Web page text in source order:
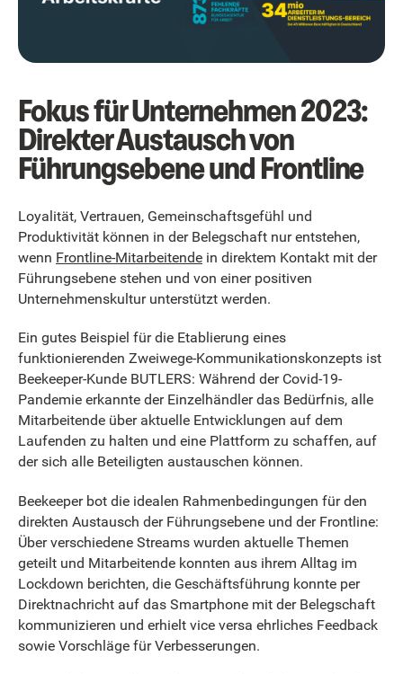
Fokus für Unternehmen 2023:
Direkter Austausch von
Führungsebene und Frontline
Loyalität, Vertrauen, Gemeinschaftsgefühl und
Produktivität können in der Belegschaft nur entstehen,
wenn Frontline-Mitarbeitende in direktem Kontakt mit der
Führungsebene stehen und von einer positiven
Unternehmenskultur unterstützt werden.
Ein gutes Beispiel für die Etablierung eines
funktionierenden Zweiwege-Kommunikationskonzepts ist
Beekeeper-Kunde BUTLERS: Während der Covid-19-
Pandemie erkannte der Einzelhändler das Bedürfnis, alle
Mitarbeitende über aktuelle Entwicklungen auf dem
Laufenden zu halten und eine Plattform zu schaffen, auf
der sich alle Beteiligten austauschen können.
Beekeeper bot die idealen Rahmenbedingungen für den
direkten Austausch der Führungsebene und der Frontline:
Über verschiedene Streams wurden aktuelle Themen
geteilt und Mitarbeitende konnten aus ihrem Alltag im
Lockdown berichten, die Geschäftsführung konnte per
Direktnachricht auf das Smartphone mit der Belegschaft
kommunizieren und erhielt vice versa ehrliches Feedback
sowie Vorschläge für Verbesserungen.